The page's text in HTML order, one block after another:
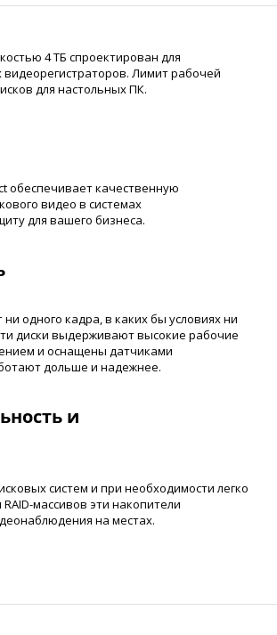
4 ТБ спроектирован для
видеорегистраторов. Лимит рабочей
для настольных ПК.
обеспечивает качественную
видео в системах
для вашего бизнеса.
одного кадра, в каких бы условиях ни
диски выдерживают высокие рабочие
и оснащены датчиками
дольше и надежнее.
и
систем и при необходимости легко
массивов эти накопители
на местах.